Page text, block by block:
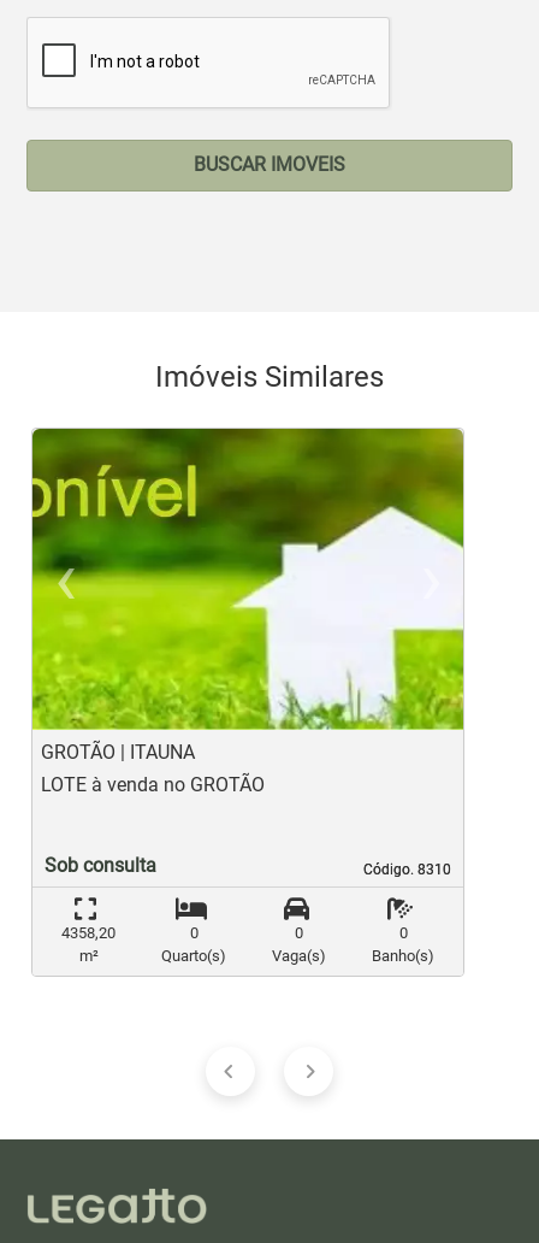
BUSCAR IMOVEIS
Imóveis Similares
‹
Previous
GROTÃO | ITAUNA
Código. 8310
Código. 8310
LOTE à venda no GROTÃO
Sob consulta
4358,20
m²
0
Quarto(s)
0
Vaga(s)
0
Banho(s)